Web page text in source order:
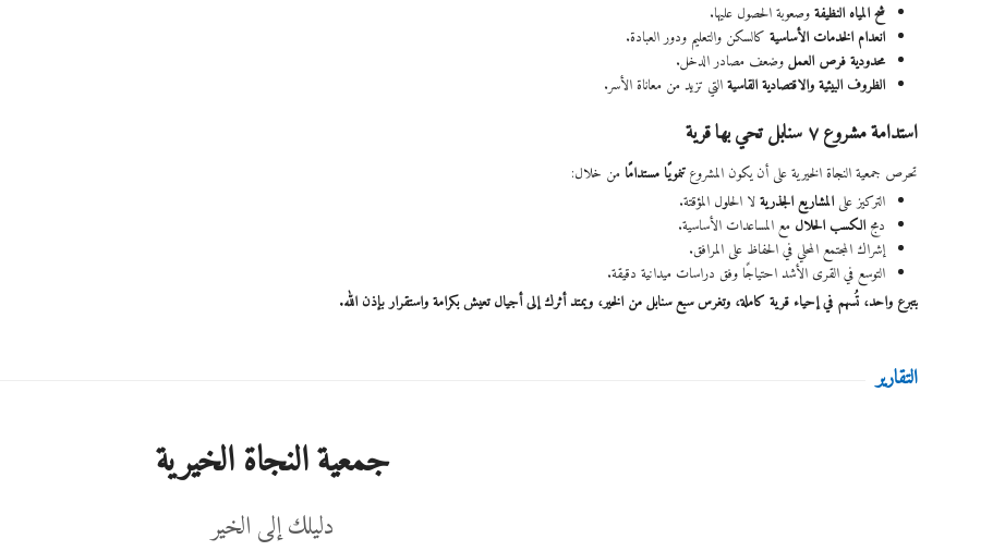
شح المياه النظيفةوصعوبة الحصول عليها.
انعدام الخدمات الأساسية كالسكن والتعليم ودور العبادة.
محدودية فرص العملوضعف مصادر الدخل.
الظروف البيئية والاقتصادية القاسيةالتي تزيد من معاناة الأسر.
استدامة مشروع ٧ سنابل تحي بها قرية
تحرص جمعية النجاة الخيرية على أن يكون المشروعتنمويًا مستدامًامن خلال:
التركيز علىالمشاريع الجذريةلا الحلول المؤقتة.
دمج الكسب الحلال مع المساعدات الأساسية.
إشراك المجتمع المحلي في الحفاظ على المرافق.
التوسع في القرى الأشد احتياجًا وفق دراسات ميدانية دقيقة.
بتبرع واحد، تُسهم في إحياء قرية كاملة، وتغرس سبع سنابل من الخير، ويمتد أثرك إلى أجيال تعيش بكرامة واستقرار بإذن الله.
التقارير
جمعية النجاة الخيرية
دليلك إلى الخير